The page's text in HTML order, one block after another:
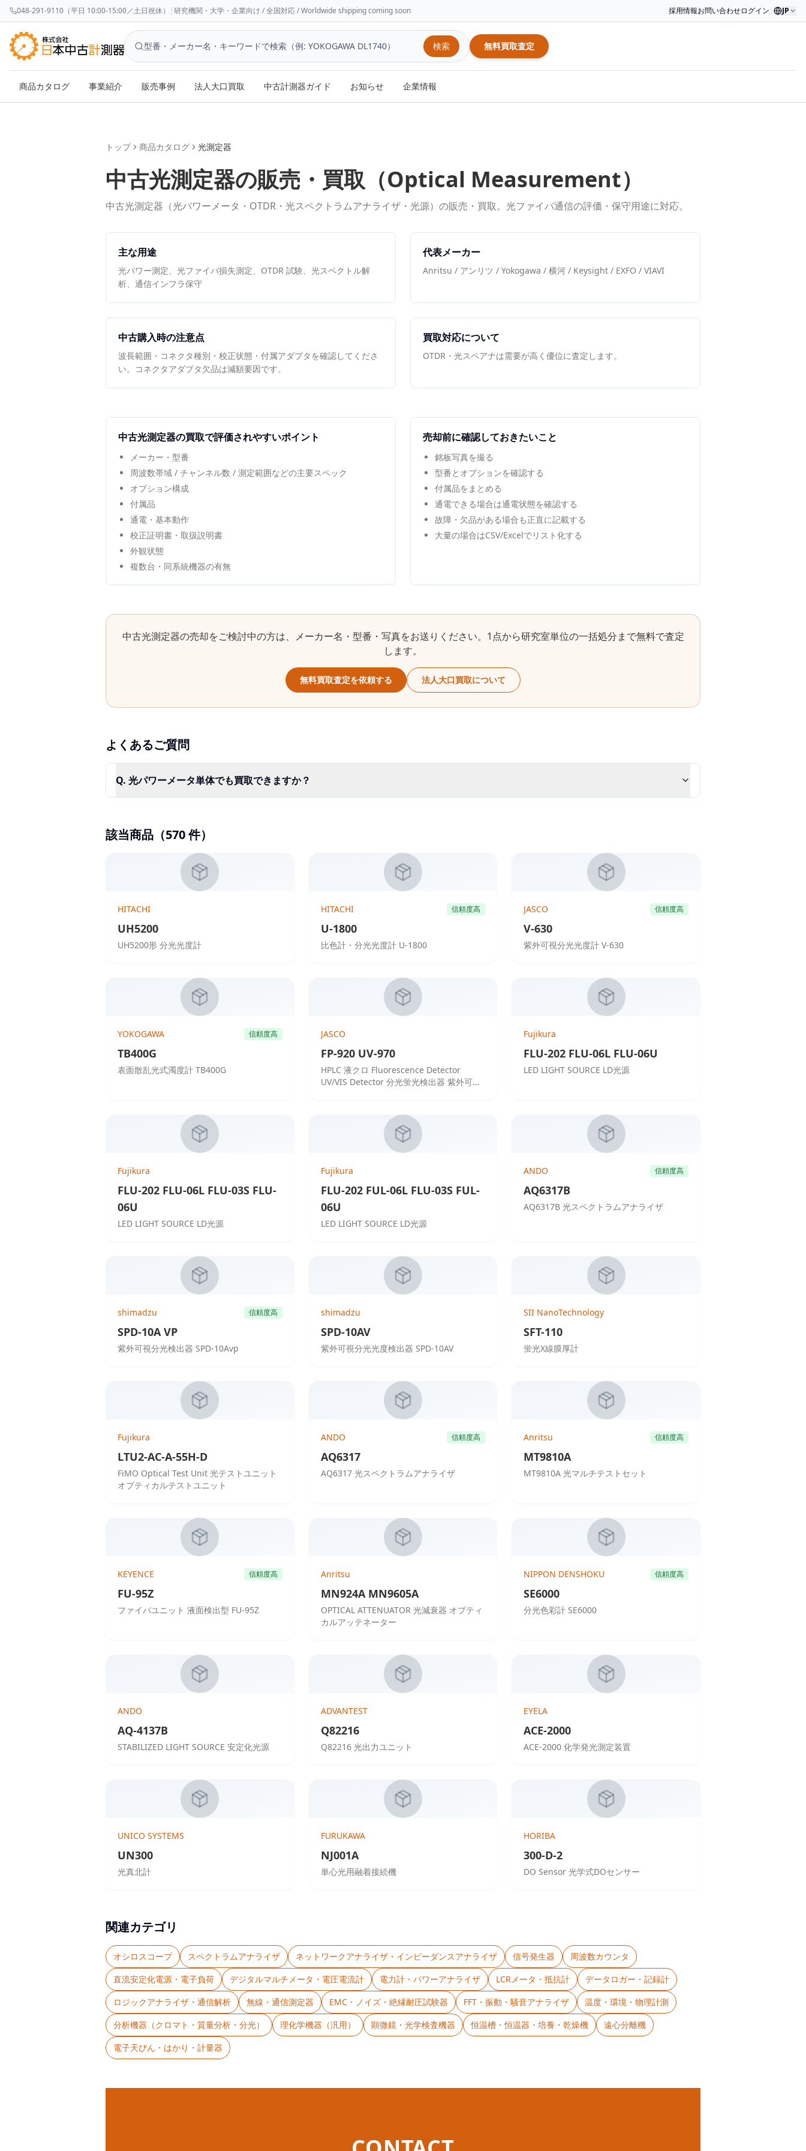
048-291-9110（平日 10:00-15:00／土日祝休） |研究機関・大学・企業向け / 全国対応 / Worldwide shipping coming soon 採用情報お問い合わせログイン | JP
検索 無料買取査定
商品カタログ 事業紹介 販売事例 法人大口買取 中古計測器ガイド お知らせ 企業情報
トップ 商品カタログ 光測定器
中古光測定器の販売・買取（Optical Measurement）
中古光測定器（光パワーメータ・OTDR・光スペクトラムアナライザ・光源）の販売・買取。光ファイバ通信の評価・保守用途に対応。
主な用途
光パワー測定、光ファイバ損失測定、OTDR 試験、光スペクトル解
析、通信インフラ保守
代表メーカー
Anritsu / アンリツ / Yokogawa / 横河 / Keysight / EXFO / VIAVI
中古購入時の注意点
波長範囲・コネクタ種別・校正状態・付属アダプタを確認してくださ
い。コネクタアダプタ欠品は減額要因です。
買取対応について
OTDR・光スペアナは需要が高く優位に査定します。
中古光測定器の買取で評価されやすいポイント
メーカー・型番
周波数帯域 / チャンネル数 / 測定範囲などの主要スペック
オプション構成
付属品
通電・基本動作
校正証明書・取扱説明書
外観状態
複数台・同系統機器の有無
売却前に確認しておきたいこと
銘板写真を撮る
型番とオプションを確認する
付属品をまとめる
通電できる場合は通電状態を確認する
故障・欠品がある場合も正直に記載する
大量の場合はCSV/Excelでリスト化する
中古光測定器の売却をご検討中の方は、メーカー名・型番・写真をお送りください。1点から研究室単位の一括処分まで無料で査定
します。
無料買取査定を依頼する 法人大口買取について
よくあるご質問
Q. 光パワーメータ単体でも買取できますか？
該当商品（570件）
HITACHI
UH5200
UH5200形 分光光度計
HITACHI 信頼度高
U-1800
比色計・分光光度計 U-1800
JASCO 信頼度高
V-630
紫外可視分光光度計 V-630
YOKOGAWA 信頼度高
TB400G
表面散乱光式濁度計 TB400G
JASCO
FP-920 UV-970
HPLC 液クロ Fluorescence Detector
UV/VIS Detector 分光蛍光検出器 紫外可視
Fujikura
FLU-202 FLU-06L FLU-06U
LED LIGHT SOURCE LD光源
Fujikura
FLU-202 FLU-06L FLU-03S FLU-
06U
LED LIGHT SOURCE LD光源
Fujikura
FLU-202 FUL-06L FLU-03S FUL-
06U
LED LIGHT SOURCE LD光源
ANDO 信頼度高
AQ6317B
AQ6317B 光スペクトラムアナライザ
shimadzu 信頼度高
SPD-10A VP
紫外可視分光検出器 SPD-10Avp
shimadzu
SPD-10AV
紫外可視分光光度検出器 SPD-10AV
SII NanoTechnology
SFT-110
蛍光X線膜厚計
Fujikura
LTU2-AC-A-55H-D
FiMO Optical Test Unit 光テストユニット
オプティカルテストユニット
ANDO 信頼度高
AQ6317
AQ6317 光スペクトラムアナライザ
Anritsu 信頼度高
MT9810A
MT9810A 光マルチテストセット
KEYENCE 信頼度高
FU-95Z
ファイバユニット 液面検出型 FU-95Z
Anritsu
MN924A MN9605A
OPTICAL ATTENUATOR 光減衰器 オプティ
カルアッテネーター
NIPPON DENSHOKU 信頼度高
SE6000
分光色彩計 SE6000
ANDO
AQ-4137B
STABILIZED LIGHT SOURCE 安定化光源
ADVANTEST
Q82216
Q82216 光出力ユニット
EYELA
ACE-2000
ACE-2000 化学発光測定装置
UNICO SYSTEMS
UN300
光真北計
FURUKAWA
NJ001A
単心光用融着接続機
HORIBA
300-D-2
DO Sensor 光学式DOセンサー
関連カテゴリ
オシロスコープ スペクトラムアナライザ ネットワークアナライザ・インピーダンスアナライザ 信号発生器
周波数カウンタ
直流安定化電源・電子負荷
デジタルマルチメータ・電圧電流計 電力計・パワーアナライザ LCRメータ・抵抗計
データロガー・記録計
ロジックアナライザ・通信解析
無線・通信測定器 EMC・ノイズ・絶縁耐圧試験器 FFT・振動・騒音アナライザ
温度・環境・物理計測
分析機器（クロマト・質量分析・分光）
理化学機器（汎用） 顕微鏡・光学検査機器 恒温槽・恒温器・培養・乾燥機
遠心分離機
電子天びん・はかり・計量器